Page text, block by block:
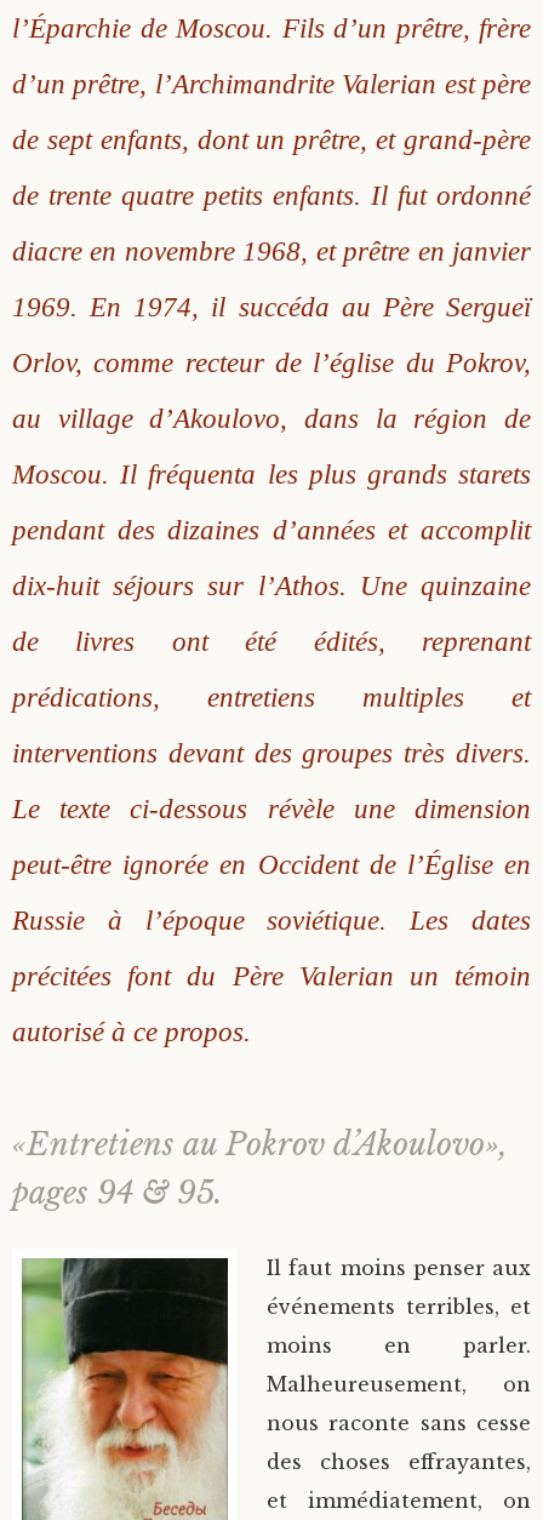
Saint Sophrony l’Athonite
Staritsa Marie Makovkine
Archimandrite Lazare (Abachidzé)
Archimandrite Nathanaël (Pospelov)
Père Héliodore
l’Éparchie de Moscou. Fils d’un prêtre, frère
d’un prêtre, l’Archimandrite Valerian est père
de sept enfants, dont un prêtre, et grand-père
de trente quatre petits enfants. Il fut ordonné
diacre en novembre 1968, et prêtre en janvier
1969. En 1974, il succéda au Père Sergueï
Orlov, comme recteur de l’église du Pokrov,
au village d’Akoulovo, dans la région de
Moscou. Il fréquenta les plus grands starets
pendant des dizaines d’années et accomplit
dix-huit séjours sur l’Athos. Une quinzaine
de livres ont été édités, reprenant
prédications, entretiens multiples et
interventions devant des groupes très divers.
Le texte ci-dessous révèle une dimension
peut-être ignorée en Occident de l’Église en
Russie à l’époque soviétique. Les dates
précitées font du Père Valerian un témoin
autorisé à ce propos.
«Entretiens au Pokrov d’Akoulovo»,
pages 94 & 95.
Il faut moins penser aux
événements terribles, et
moins en parler.
Malheureusement, on
nous raconte sans cesse
des choses effrayantes,
et immédiatement, on